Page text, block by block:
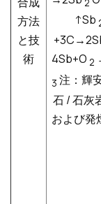
方法
と技
術
2
↑Sb
4Sb+O 2
3 注：輝
石 / 石灰
および